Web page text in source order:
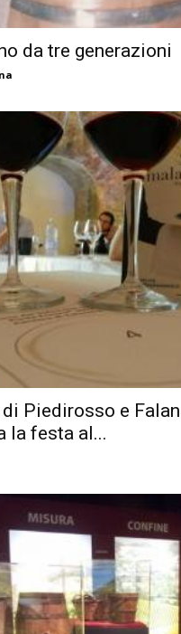
da tre generazioni
di Piedirosso e
la festa al...